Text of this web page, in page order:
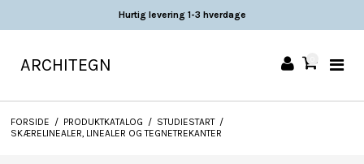
Fast lav fragt 49 DKK
ARCHITEGN
FORSIDE / PRODUKTKATALOG / STUDIESTART /
SKÆRELINEALER, LINEALER OG TEGNETREKANTER